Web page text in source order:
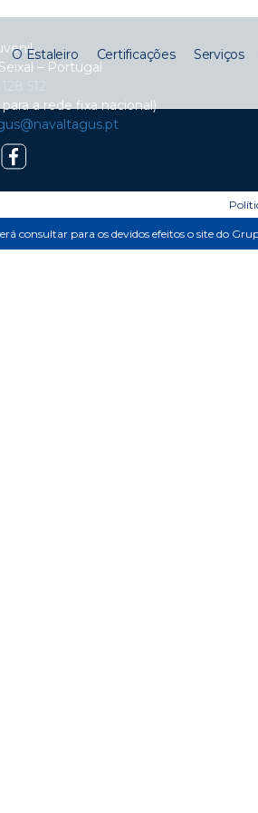
O Estaleiro Certificações Serviços
– Portugal
a rede fixa nacional)
consultar para os devidos efeitos o site do